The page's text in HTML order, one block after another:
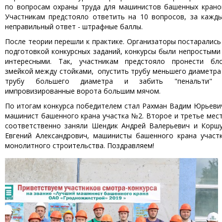
по вопросам охраны труда для машинистов башенных
Участникам предстояло ответить на 10 вопросов, за
неправильный ответ - штрафные баллы.
После теории перешли к практике. Организаторы
подготовкой конкурсных заданий, конкурсы были
интересными. Так, участникам предстояло пронести
змейкой между стойками, опустить трубу меньшего
трубу большего диаметра и забить "пенальти"
импровизированные ворота большим мячом.
По итогам конкурса победителем стал Рахман Вадим
машинист башенного крана участка №2. Второе и третье
соответственно заняли Шендик Андрей Валерьевич и
Евгений Александрович, машинисты башенного крана
монолитного строительства. Поздравляем!